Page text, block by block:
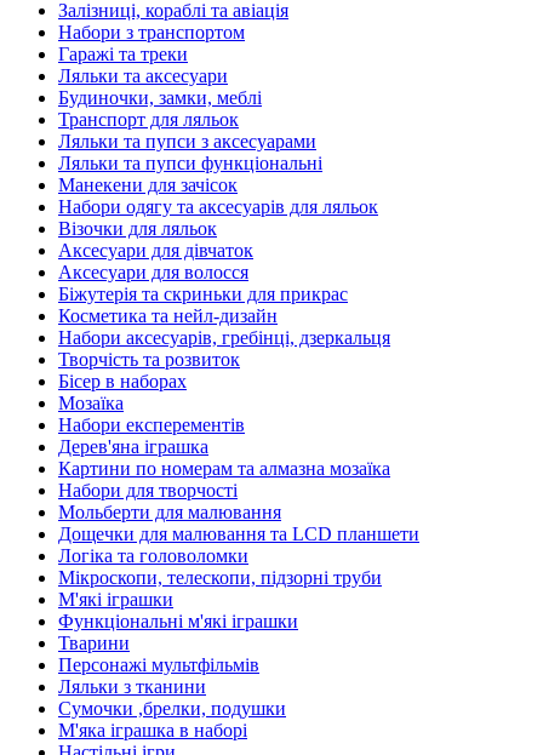
Залізниці, кораблі та авіація
Набори з транспортом
Гаражі та треки
Ляльки та аксесуари
Будиночки, замки, меблі
Транспорт для ляльок
Ляльки та пупси з аксесуарами
Ляльки та пупси функціональні
Манекени для зачісок
Набори одягу та аксесуарів для ляльок
Візочки для ляльок
Аксесуари для дівчаток
Аксесуари для волосся
Біжутерія та скриньки для прикрас
Косметика та нейл-дизайн
Набори аксесуарів, гребінці, дзеркальця
Творчість та розвиток
Бісер в наборах
Мозаїка
Набори експерементів
Дерев'яна іграшка
Картини по номерам та алмазна мозаїка
Набори для творчості
Мольберти для малювання
Дощечки для малювання та LCD планшети
Логіка та головоломки
Мікроскопи, телескопи, підзорні труби
М'які іграшки
Функціональні м'які іграшки
Тварини
Персонажі мультфільмів
Ляльки з тканини
Сумочки ,брелки, подушки
М'яка іграшка в наборі